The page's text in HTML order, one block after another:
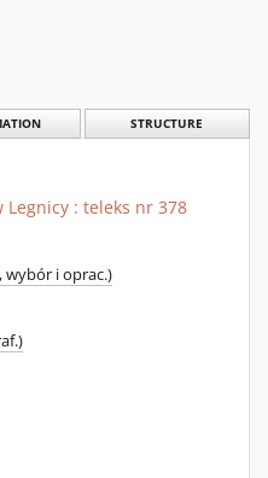
STRUCTURE
Legnicy : teleks nr 378
wybór i oprac.)